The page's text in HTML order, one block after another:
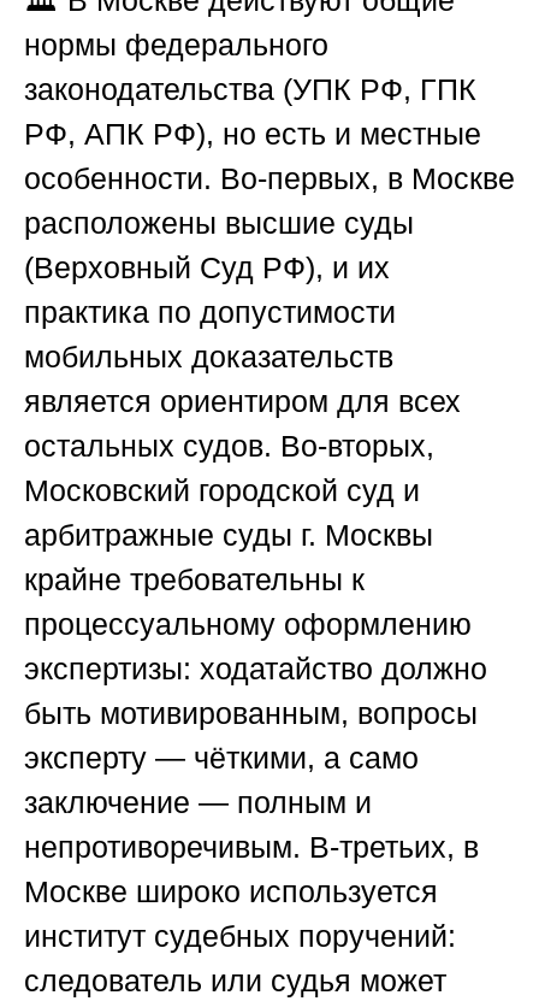
нормы федерального
законодательства (УПК РФ, ГПК
РФ, АПК РФ), но есть и местные
особенности. Во-первых, в Москве
расположены высшие суды
(Верховный Суд РФ), и их
практика по допустимости
мобильных доказательств
является ориентиром для всех
остальных судов. Во-вторых,
Московский городской суд и
арбитражные суды г. Москвы
крайне требовательны к
процессуальному оформлению
экспертизы: ходатайство должно
быть мотивированным, вопросы
эксперту — чёткими, а само
заключение — полным и
непротиворечивым. В-третьих, в
Москве широко используется
институт судебных поручений:
следователь или судья может